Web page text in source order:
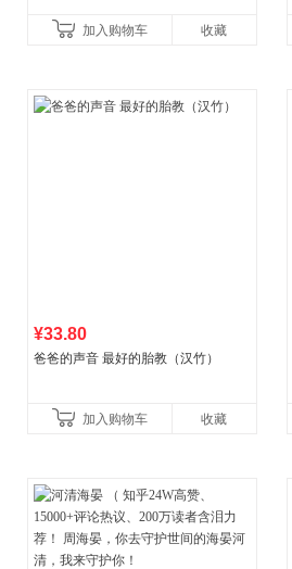
书社最新修订！中学生
加入购物车 收藏
¥33.80
爸爸的声音 最好的胎教（汉竹）
加入购物车 收藏